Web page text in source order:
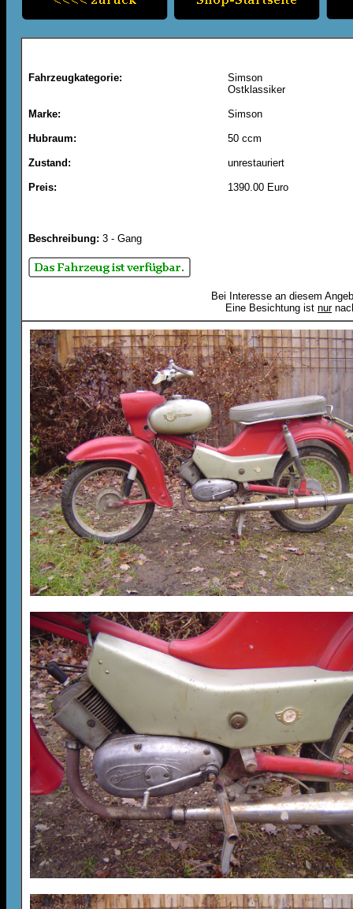
Fahrzeugkategorie:
Simson
Ostklassiker
Marke: Simson
Hubraum: 50 ccm
Zustand: unrestauriert
Preis: 1390.00 Euro
Beschreibung: 3 - Gang
Bei Interesse an diesem
Eine Besichtung ist nur